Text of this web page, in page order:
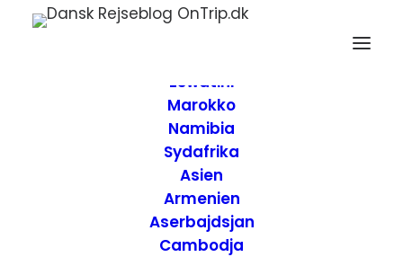
Forside
Eswatini
Marokko
Namibia
Sydafrika
Asien
Armenien
Aserbajdsjan
Cambodja